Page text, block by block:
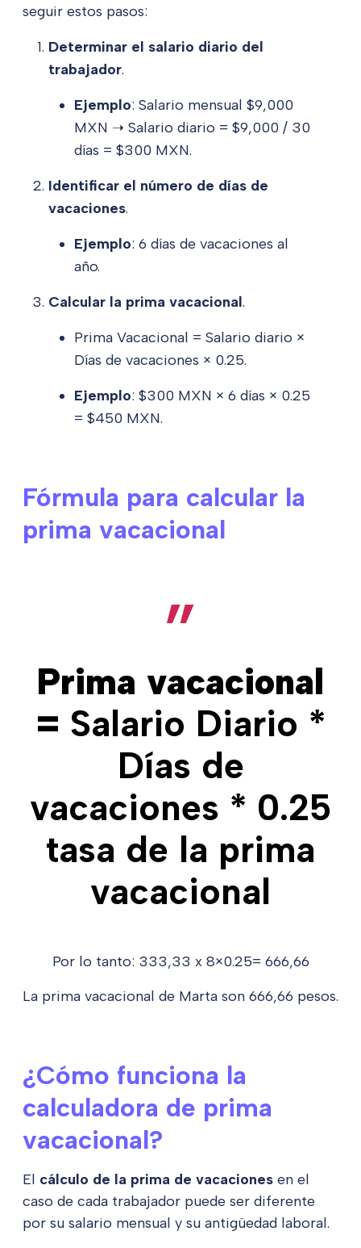
seguir estos pasos:
Determinar el salario diario del
trabajador.
Ejemplo: Salario mensual $9,000
MXN ➝ Salario diario = $9,000 / 30
días = $300 MXN.
Identificar el número de días de
vacaciones.
Ejemplo: 6 días de vacaciones al
año.
Calcular la prima vacacional.
Prima Vacacional = Salario diario ×
Días de vacaciones × 0.25.
Ejemplo: $300 MXN × 6 días × 0.25
= $450 MXN.
Fórmula para calcular la
prima vacacional
Prima vacacional
= Salario Diario *
Días de
vacaciones * 0.25
tasa de la prima
vacacional
Por lo tanto: 333,33 x 8×0.25= 666,66
La prima vacacional de Marta son 666,66 pesos.
¿Cómo funciona la
calculadora de prima
vacacional?
El cálculo de la prima de vacaciones en el
caso de cada trabajador puede ser diferente
por su salario mensual y su antigüedad laboral.